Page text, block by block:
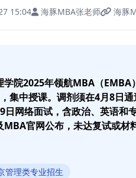
15:04 海豚MBA张老师 海豚
学院2025年领航MBA（
集中授课。调剂须在4月8日
日网络面试，含政治、英语和
官网公布，未达复试或材
管理类专业招生